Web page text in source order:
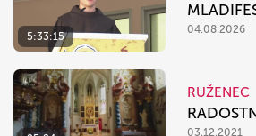
5:33:15
04.08.2026
RUŽENEC
03.12.2021